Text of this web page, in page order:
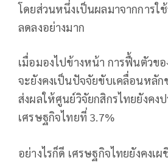
โดยส่วนหนึ่งเป็นผลมาจากการใ
ลดลงอย่างมาก
เมื่อมองไปข้างหน้า การฟื้นตัวข
จะยังคงเป็นปัจจัยขับเคลื่อนหลัก
ส่งผลให้ศูนย์วิจัยกสิกรไทยยังคง
เศรษฐกิจไทยที่ 3.7%
อย่างไรก็ดี เศรษฐกิจไทยยังคงเ